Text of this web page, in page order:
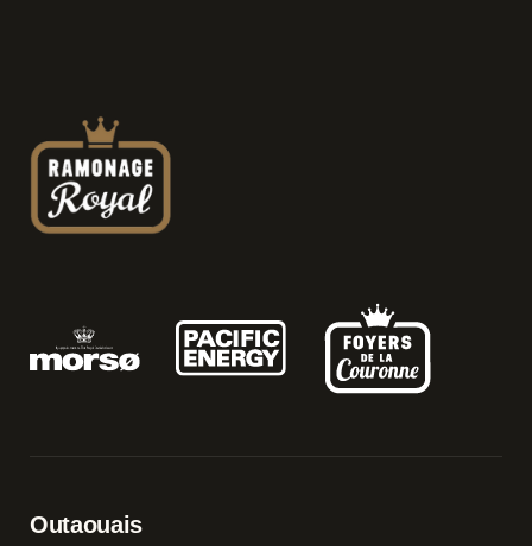
Outaouais